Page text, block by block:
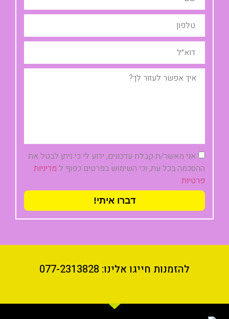
אני מאשר/ת קבלת עדכונים, ידוע לי כי ניתן לבטל את
ההסכמה בכל עת, וכי השימוש בפרטים כפוף ל מדיניות
פרטיות
דברו איתי!
להזמנות חייגו אלינו: 077-2313828